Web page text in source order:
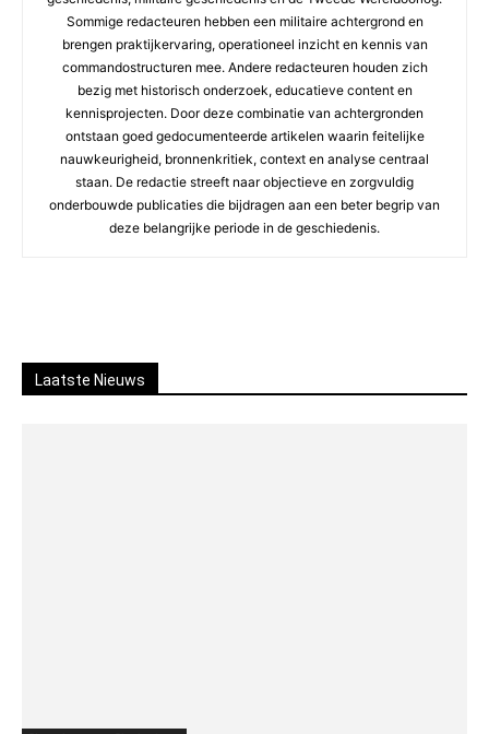
Sommige redacteuren hebben een militaire achtergrond en
brengen praktijkervaring, operationeel inzicht en kennis van
commandostructuren mee. Andere redacteuren houden zich
bezig met historisch onderzoek, educatieve content en
kennisprojecten. Door deze combinatie van achtergronden
ontstaan goed gedocumenteerde artikelen waarin feitelijke
nauwkeurigheid, bronnenkritiek, context en analyse centraal
staan. De redactie streeft naar objectieve en zorgvuldig
onderbouwde publicaties die bijdragen aan een beter begrip van
deze belangrijke periode in de geschiedenis.
Laatste Nieuws